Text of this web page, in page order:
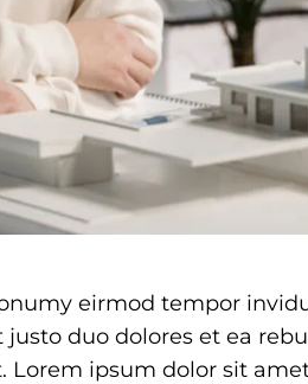
eirmod tempor
duo dolores et ea
ipsum dolor sit